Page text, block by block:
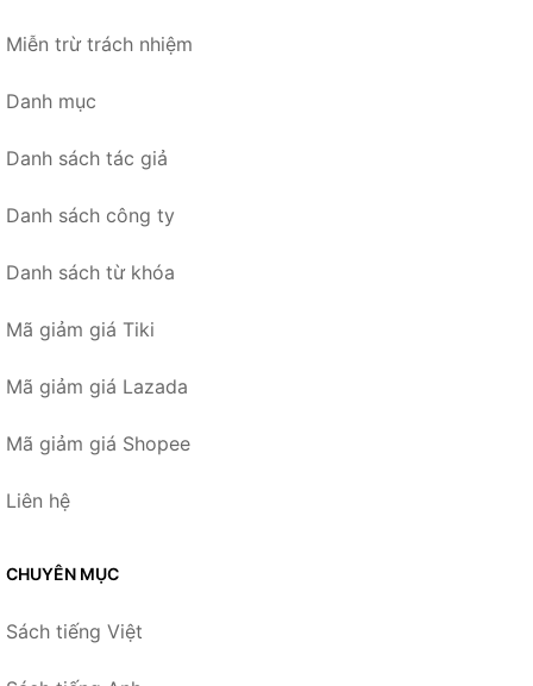
Miễn trừ trách nhiệm
Danh mục
Danh sách tác giả
Danh sách công ty
Danh sách từ khóa
Mã giảm giá Tiki
Mã giảm giá Lazada
Mã giảm giá Shopee
Liên hệ
CHUYÊN MỤC
Sách tiếng Việt